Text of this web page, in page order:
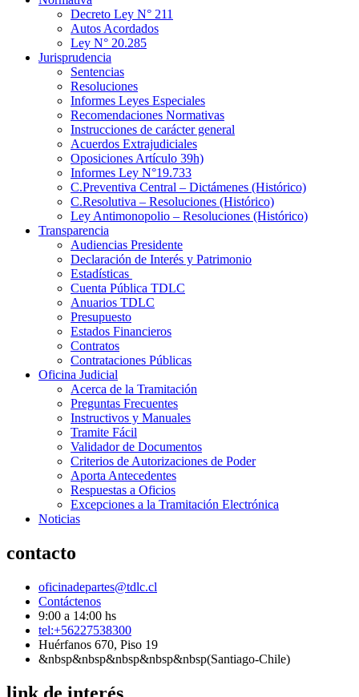
Decreto Ley N° 211
Autos Acordados
Ley N° 20.285
Jurisprudencia
Sentencias
Resoluciones
Informes Leyes Especiales
Recomendaciones Normativas
Instrucciones de carácter general
Acuerdos Extrajudiciales
Oposiciones Artículo 39h)
Informes Ley N°19.733
C.Preventiva Central – Dictámenes (Histórico)
C.Resolutiva – Resoluciones (Histórico)
Ley Antimonopolio – Resoluciones (Histórico)
Transparencia
Audiencias Presidente
Declaración de Interés y Patrimonio
Estadísticas
Cuenta Pública TDLC
Anuarios TDLC
Presupuesto
Estados Financieros
Contratos
Contrataciones Públicas
Oficina Judicial
Acerca de la Tramitación
Preguntas Frecuentes
Instructivos y Manuales
Tramite Fácil
Validador de Documentos
Criterios de Autorizaciones de Poder
Aporta Antecedentes
Respuestas a Oficios
Excepciones a la Tramitación Electrónica
Noticias
contacto
oficinadepartes@tdlc.cl
Contáctenos
9:00 a 14:00 hs
tel:+56227538300
Huérfanos 670, Piso 19
&nbsp&nbsp&nbsp&nbsp&nbsp(Santiago-Chile)